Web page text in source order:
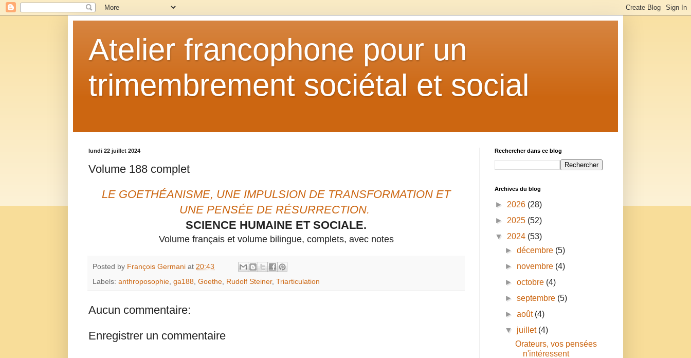
Atelier francophone pour un
trimembrement sociétal et social
lundi 22 juillet 2024
Volume 188 complet
LE GOETHÉANISME, UNE IMPULSION DE TRANSFORMATION ET
UNE PENSÉE DE RÉSURRECTION.
SCIENCE HUMAINE ET SOCIALE.
Volume français et volume bilingue, complets, avec notes
Posted by François Germani at 20:43
Labels: anthroposophie, ga188, Goethe, Rudolf Steiner, Triarticulation
Aucun commentaire:
Enregistrer un commentaire
Rechercher dans ce blog
Archives du blog
► 2026 (28)
► 2025 (52)
▼ 2024 (53)
►décembre (5)
► novembre (4)
►octobre (4)
►septembre (5)
►août (4)
▼ juillet (4)
Orateurs, vos pensées
n'intéressent